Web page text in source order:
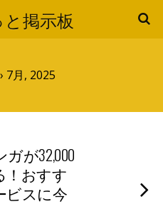
掲示板
7月, 2025
が32,000
！おすす
ビスに今